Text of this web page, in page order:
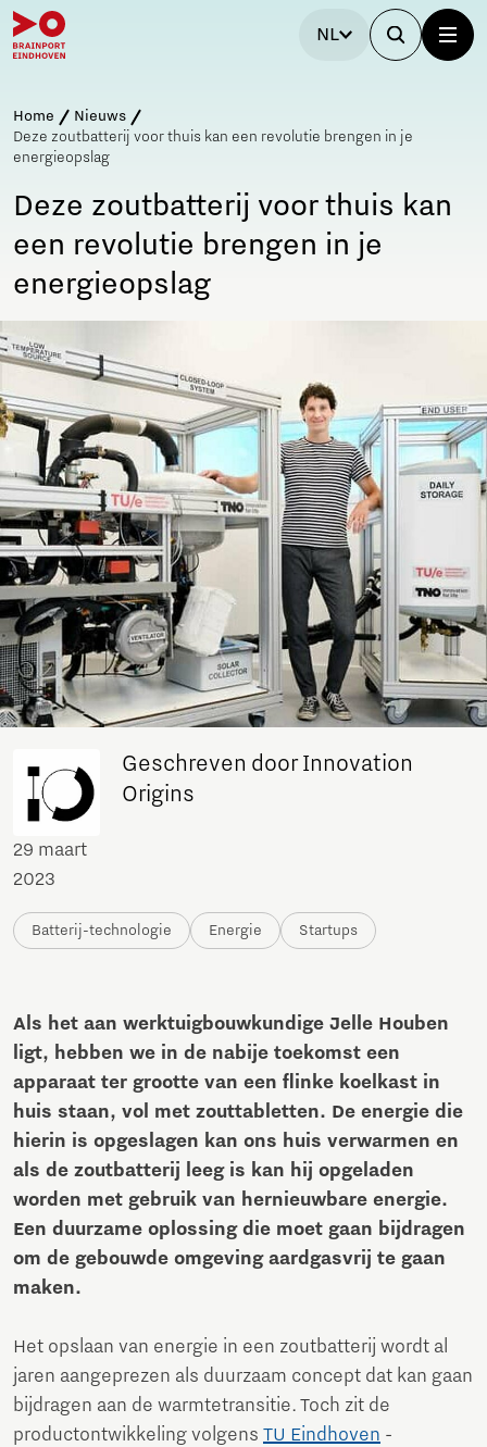
NL
Home
Nieuws
Deze zoutbatterij voor thuis kan een revolutie brengen in je
energieopslag
Deze zoutbatterij voor thuis kan
een revolutie brengen in je
energieopslag
Geschreven door Innovation
Origins
29 maart
2023
Batterij-technologie Energie Startups
Als het aan werktuigbouwkundige Jelle Houben
ligt, hebben we in de nabije toekomst een
apparaat ter grootte van een flinke koelkast in
huis staan, vol met zouttabletten. De energie die
hierin is opgeslagen kan ons huis verwarmen en
als de zoutbatterij leeg is kan hij opgeladen
worden met gebruik van hernieuwbare energie.
Een duurzame oplossing die moet gaan bijdragen
om de gebouwde omgeving aardgasvrij te gaan
maken.
Het opslaan van energie in een zoutbatterij wordt al
jaren aangeprezen als duurzaam concept dat kan gaan
bijdragen aan de warmtetransitie. Toch zit de
productontwikkeling volgens TU Eindhoven -